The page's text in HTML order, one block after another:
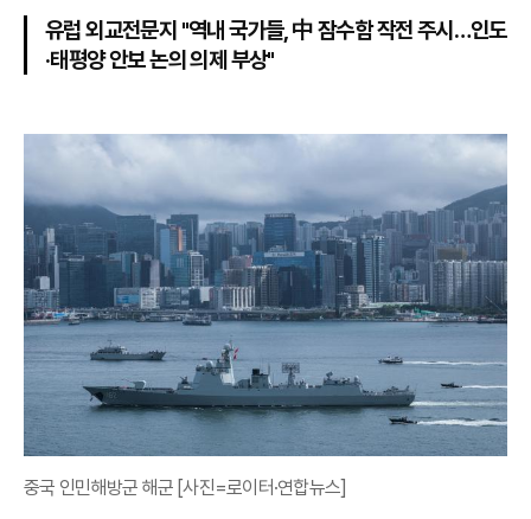
기
유럽 외교전문지 "역내 국가들, 中 잠수함 작전 주시…인도
·태평양 안보 논의 의제 부상"
중국 인민해방군 해군 [사진=로이터·연합뉴스]